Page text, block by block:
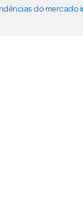
do mercado